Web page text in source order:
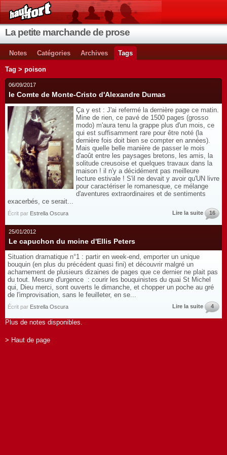
La petite marchande de prose
Notes Catégories Archives Tags
Tag > poison
06/09/2017
le Comte de Monte-Cristo d'Alexandre Dumas
Ça y est : J'ai refermé la dernière page ce matin.
Mine de rien, ce pavé de 1500 pages (grosso
modo) m'aura tenu la grappe plus d'un mois, ce
qui est suffisamment rare pour être noté (la
dernière fois doit bien se compter en années).
Mais quelle belle manière de passer le mois
d'août entre les paysages bretons, les amis, la
solitude creusoise et quelques travaux dans la
maison ! il n'y a décidément pas meilleure
lecture estivale ! S'il ne devait y avoir qu'UN livre
pour caractériser le romanesque, ce mélange
d'aventures extraordinaires et de sentiments
exacerbés, ce serait...
Écrit par Estrella Oscura Lire la suite 16
25/01/2012
Le capuchon du moine d'Ellis Peters
Situation dramatique n°1 : partir en week-end, emporter un unique
bouquin (en plus du précédent quasi fini) et découvrir malgré un
acharnement de plusieurs dizaines de pages que ce dernier ne plait pas
du tout. Mesure d'urgence : courir les bouquinistes du quai St Michel
qui, Dieu merci, sont ouverts le dimanche, et chopper un poche au gré
de l'improvisation, sans le feuilleter, en se...
Écrit par Estrella Oscura Lire la suite 4
Plus de notes disponibles.
> Haut de page